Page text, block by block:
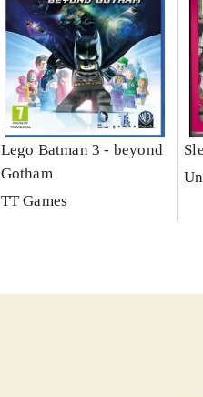
Lego Batman 3 - beyond
Gotham
TT Games